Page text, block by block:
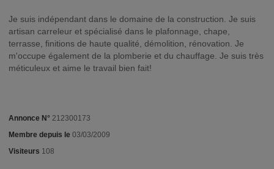
Je suis indépendant dans le domaine de la construction. Je suis
artisan carreleur et spécialisé dans le plafonnage, chape,
terrasse, finitions de haute qualité, démolition, rénovation. Je
m'occupe également de la plomberie et du chauffage. Je suis très
méticuleux et aime le travail bien fait!
Annonce N° 212300173
Membre depuis le 03/03/2009
Visiteurs 108